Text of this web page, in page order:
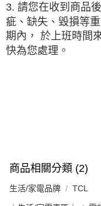
3. 請您在收到商品
疵、缺失、毀損等
期內， 於上班時間
快為您處理。
商品相關分類 (2)
生活/家電品牌 TCL